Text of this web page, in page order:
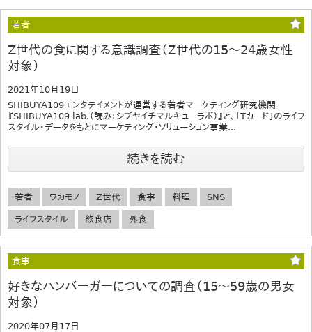
若者
Z世代の食に関する意識調査（Z世代の15～24歳女性
対象）
2021年10月19日
SHIBUYA109エンタテイメントが運営する若者マーケティング研究機関
『SHIBUYA109 lab.（読み：シブヤイチマルキューラボ）』と、「Tカード」のライフ
スタイル・データをもとにマーケティング・ソリューション事業...
続きを読む
若者 ワカモノ Z世代 食事 料理 SNS
ライフスタイル 飲食店 外食
食事
好きなハンバーガーについての調査（15～59歳の男女
対象）
2020年07月17日